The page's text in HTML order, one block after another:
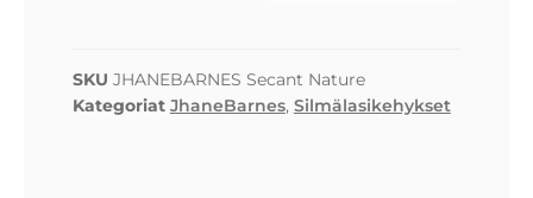
SKU JHANEBARNES Secant Nature
Kategoriat JhaneBarnes, Silmälasikehykset